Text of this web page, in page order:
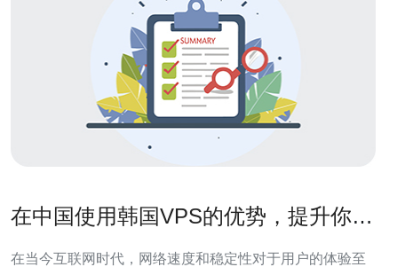
在中国使用韩国VPS的优势，提升你的
在当今互联网时代，网络速度和稳定性对于用户的体验至